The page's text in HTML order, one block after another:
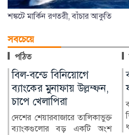
শঙ্কটে মার্কিন রণতরী, বাঁচার আকুতি
সবচেয়ে
পঠিত
বার্সা থেকে লিভারপুলে
যাচ্ছেন রোনাল্ড আরাউহো
বার্সেলোনার উরুগুইয়ান
ডিফেন্ডার রোনাল্ড আরাউহোকে
ধারে (লোন) দলে ভেড়াতে যাচ্ছে...